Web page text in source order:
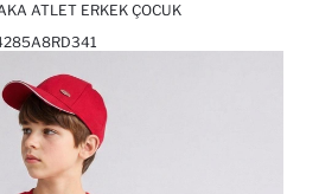
ATLET ERKEK ÇOCUK